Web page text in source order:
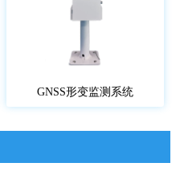
GNSS形变监测系统